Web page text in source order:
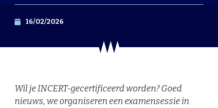
16/02/2026
Wil je INCERT-gecertificeerd worden? Goed
nieuws, we organiseren een examensessie in